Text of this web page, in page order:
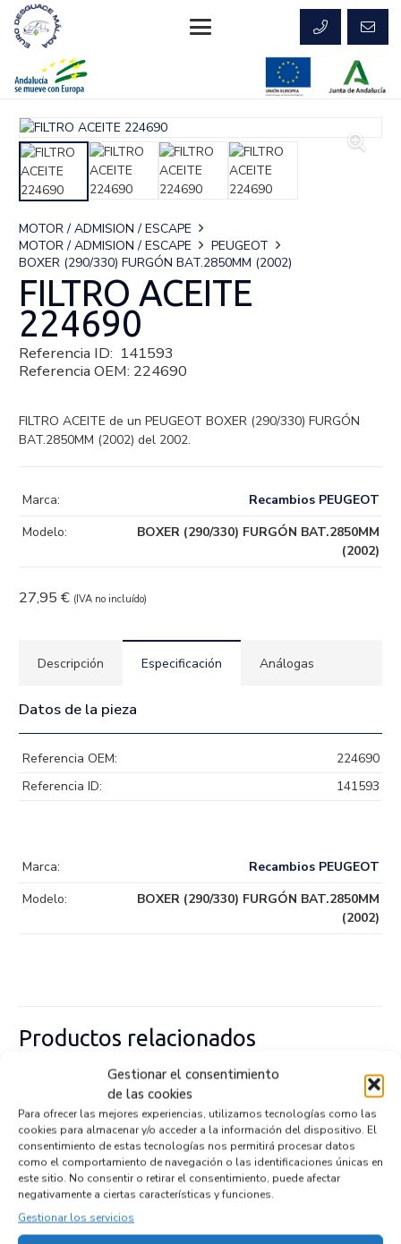
Gestionar el consentimiento
de las cookies
Para ofrecer las mejores experiencias, utilizamos tecnologías como las
cookies para almacenar y/o acceder a la información del dispositivo. El
consentimiento de estas tecnologías nos permitirá procesar datos
como el comportamiento de navegación o las identificaciones únicas en
este sitio. No consentir o retirar el consentimiento, puede afectar
negativamente a ciertas características y funciones.
Gestionar los servicios
MOTOR / ADMISION / ESCAPE
MOTOR / ADMISION / ESCAPE
PEUGEOT
BOXER (290/330) FURGÓN BAT.2850MM (2002)
FILTRO ACEITE
224690
Referencia ID: 141593
Referencia OEM: 224690
FILTRO ACEITE de un PEUGEOT BOXER (290/330) FURGÓN
BAT.2850MM (2002) del 2002.
27,95 € (IVA no incluído)
Marca:
Recambios PEUGEOT
Modelo:
BOXER (290/330) FURGÓN BAT.2850MM
(2002)
Descripción Especificación Análogas
Datos de la pieza
Referencia OEM:
224690
Referencia ID:
141593
Marca:
Recambios PEUGEOT
Modelo:
BOXER (290/330) FURGÓN BAT.2850MM
(2002)
Productos relacionados
CAJA MARIPOSA 5801727743
Recambios » OTROS... MODELOS
Referencia ID: 147079
Referencia OEM:
5801727743
52,95€ (IVA no incluído)